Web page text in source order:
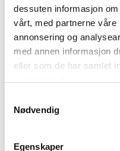
dessuten informasjon
vårt, med partnerne våre
annonsering og
med annen informasjon
eller som de har samlet
Nødvendig
Egenskaper
BLI MEDLEM
Følg oss
sosiale